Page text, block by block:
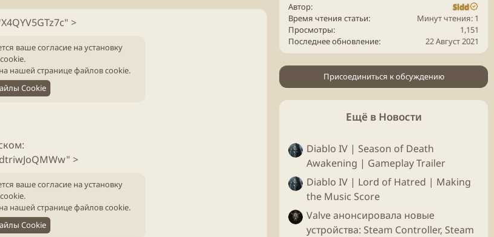
>
ваше согласие на установку
нашей странице файлов cookie.
Cookie
>
ваше согласие на установку
нашей странице файлов cookie.
Cookie
Автор
Sidd
Время чтения статьи
Минут чтения: 1
Просмотры
1,151
Последнее обновление
22 Август 2021
Присоединиться к обсуждению
Ещё в Новости
Diablo IV | Season of Death
Awakening | Gameplay Trailer
Diablo IV | Lord of Hatred | Making
the Music Score
Valve анонсировала новые
устройства: Steam Controller, Steam